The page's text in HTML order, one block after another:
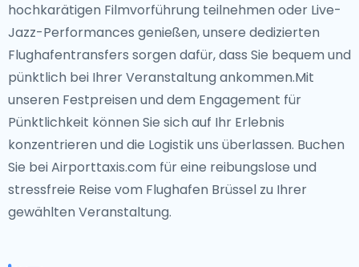
hochkarätigen Filmvorführung teilnehmen oder Live-
Jazz-Performances genießen, unsere dedizierten
Flughafentransfers sorgen dafür, dass Sie bequem und
pünktlich bei Ihrer Veranstaltung ankommen.Mit
unseren Festpreisen und dem Engagement für
Pünktlichkeit können Sie sich auf Ihr Erlebnis
konzentrieren und die Logistik uns überlassen. Buchen
Sie bei Airporttaxis.com für eine reibungslose und
stressfreie Reise vom Flughafen Brüssel zu Ihrer
gewählten Veranstaltung.